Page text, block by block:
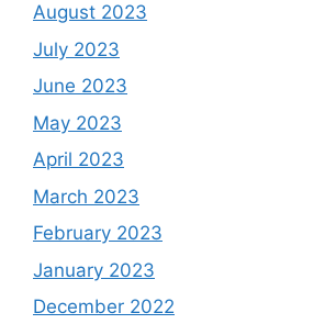
August 2023
July 2023
June 2023
May 2023
April 2023
March 2023
February 2023
January 2023
December 2022